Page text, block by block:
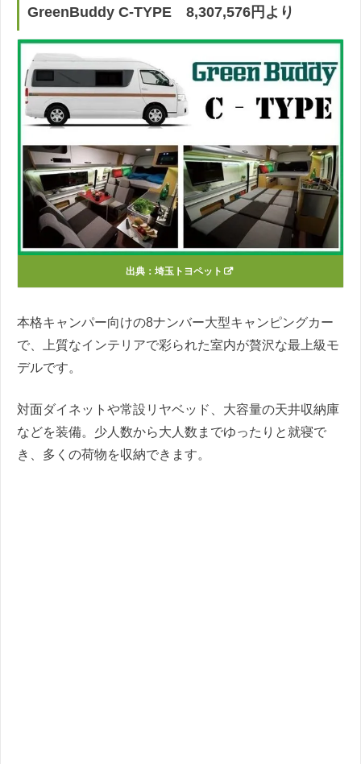
GreenBuddy C-TYPE 8,307,576円より
出典： 埼玉トヨペット
本格キャンパー向けの8ナンバー大型キャンピングカー
で、上質なインテリアで彩られた室内が贅沢な最上級モ
デルです。
対面ダイネットや常設リヤベッド、大容量の天井収納庫
などを装備。少人数から大人数までゆったりと就寝で
き、多くの荷物を収納できます。